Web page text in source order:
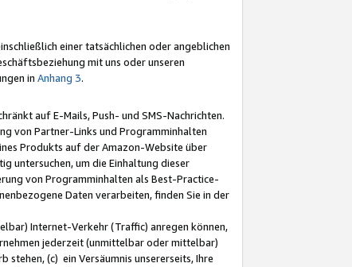
einer tatsächlichen oder angeblichen
mit uns oder unseren
in Anhang 3.
auf E-Mails, Push- und SMS-Nachrichten.
von Partner-Links und Programminhalten
Produkts auf der Amazon-Website über
untersuchen, um die Einhaltung dieser
von Programminhalten als Best-Practice-
Daten verarbeiten, finden Sie in der
Internet-Verkehr (Traffic) anregen können,
jederzeit (unmittelbar oder mittelbar)
(c) ein Versäumnis unsererseits, Ihre